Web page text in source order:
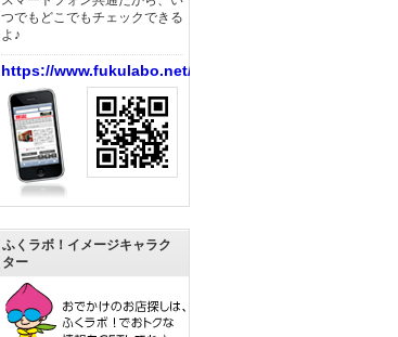
つでもどこでもチェックできる
よ♪
https://www.fukulabo.net/
ふくラボ！イメージキャラク
ター